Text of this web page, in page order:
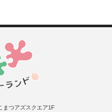
つアズスクエア1F